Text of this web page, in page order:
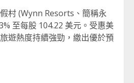
村 (Wynn Resorts、簡稱永
至每股 104.22 美元。受惠美
遊熱度持續強勁，繳出優於預